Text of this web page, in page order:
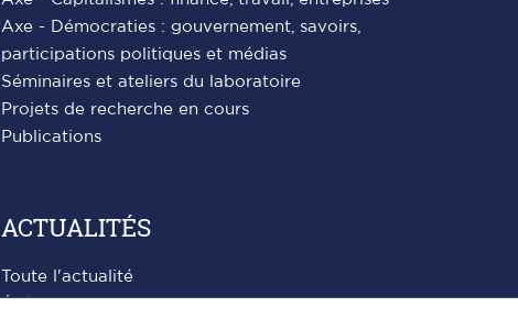
Axe - Démocraties : gouvernement, savoirs,
participations politiques et médias
Séminaires et ateliers du laboratoire
Projets de recherche en cours
Publications
ACTUALITÉS
Toute l'actualité